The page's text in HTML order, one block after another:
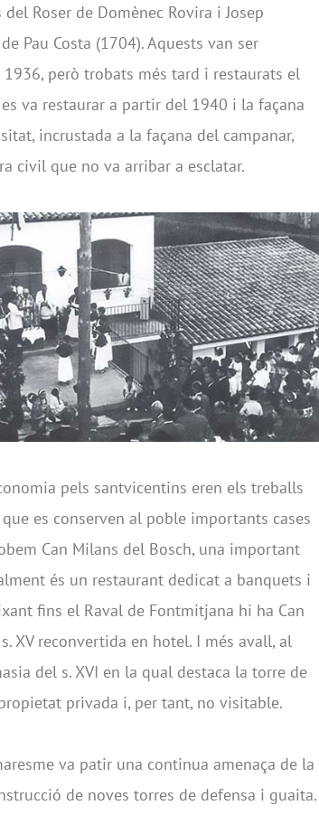
Roser de Domènec Rovira i Josep
Pau Costa (1704). Aquests van ser
però trobats més tard i restaurats el
es va restaurar a partir del 1940 i la façana
incrustada a la façana del campanar,
civil que no va arribar a esclatar.
pels santvicentins eren els treballs
es conserven al poble importants cases
Can Milans del Bosch, una important
és un restaurant dedicat a banquets i
fins el Raval de Fontmitjana hi ha Can
XV reconvertida en hotel. I més avall, al
del s. XVI en la qual destaca la torre de
privada i, per tant, no visitable.
va patir una continua amenaça de la
de noves torres de defensa i guaita.